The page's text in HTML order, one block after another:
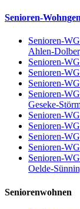
Senioren-
Senioren-
Ahlen-
Senioren-
Senioren-
Senioren-
Senioren-
Geseke-
Senioren-
Senioren-
Senioren-
Senioren-
Senioren-
Oelde-
Seniorenwohnen